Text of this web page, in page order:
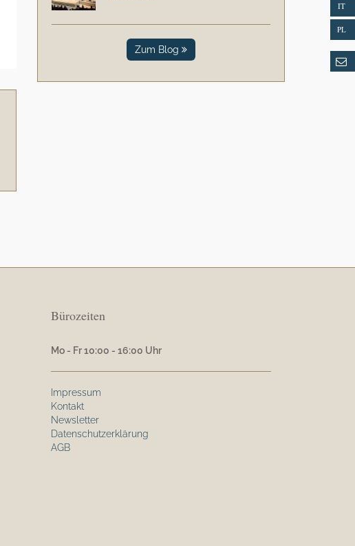
Zum Blog
Bürozeiten
Mo - Fr 10:00 - 16:00 Uhr
Impressum
Kontakt
Newsletter
Datenschutzerklärung
AGB
IT
PL